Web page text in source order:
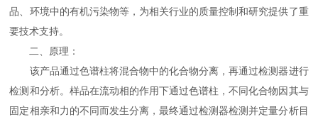
品、环境中的有机污染物等，为相关行业的质量控制和研究提供了重
要技术支持。
二、原理：
该产品通过色谱柱将混合物中的化合物分离，再通过检测器进行
检测和分析。样品在流动相的作用下通过色谱柱，不同化合物因其与
固定相亲和力的不同而发生分离，最终通过检测器检测并定量分析目